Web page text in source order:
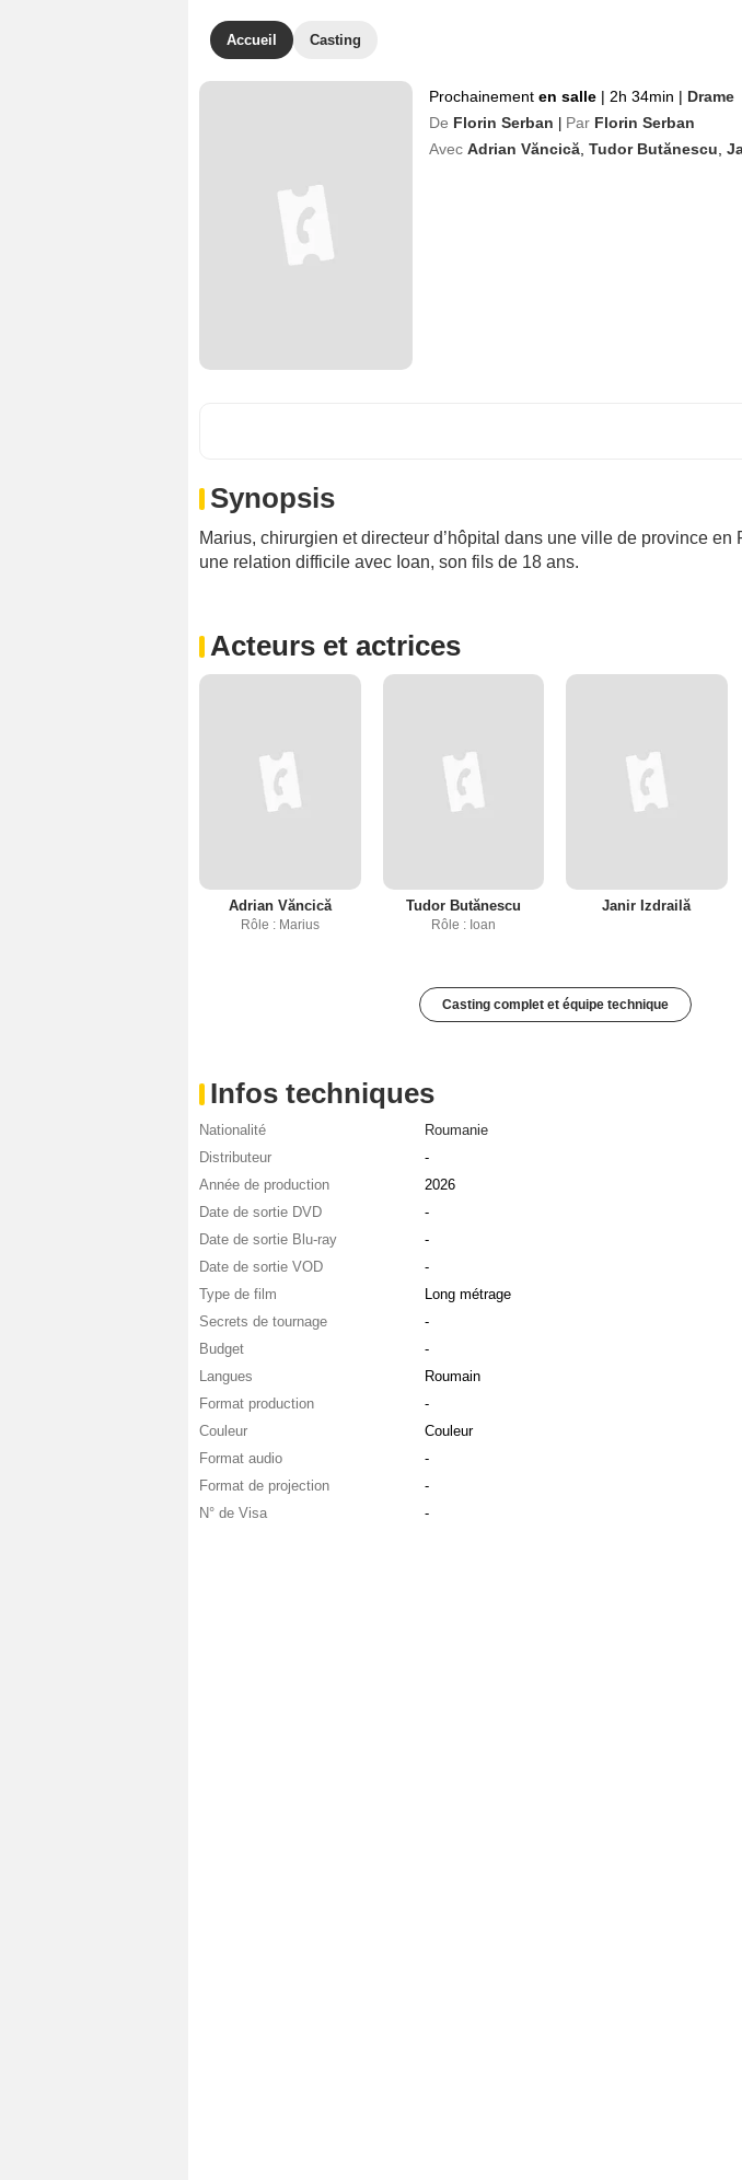
Accueil Casting
Prochainement en salle | 2h 34min | Drame
De Florin Serban Par Florin Serban
Avec Adrian Văncică Tudor Butănescu
Synopsis
Marius, chirurgien et directeur d’hôpital dans une ville de province en
une relation difficile avec Ioan, son fils de 18 ans.
Acteurs et actrices
Adrian Văncică
Rôle : Marius
Tudor Butănescu
Rôle : Ioan
Janir Izdrailă
Casting complet et équipe technique
Infos techniques
Nationalité
Roumanie
Distributeur
-
Année de production
2026
Date de sortie DVD
-
Date de sortie Blu-ray
-
Date de sortie VOD
-
Type de film
Long métrage
Secrets de tournage
-
Budget
-
Langues
Roumain
Format production
-
Couleur
Couleur
Format audio
-
Format de projection
-
N° de Visa
-